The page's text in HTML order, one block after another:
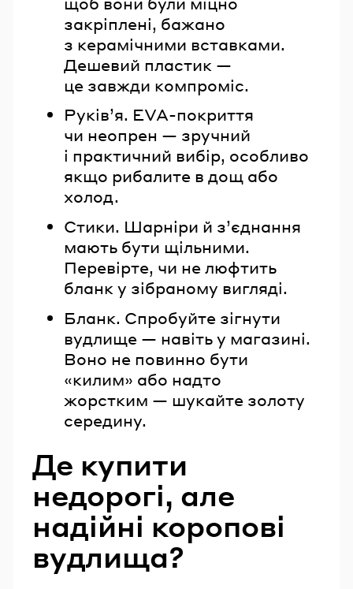
закріплені, бажано
з керамічними вставками.
Дешевий пластик —
це завжди компроміс.
Руків’я. EVA-покриття
чи неопрен — зручний
і практичний вибір, особливо
якщо рибалите в дощ або
холод.
Стики. Шарніри й з’єднання
мають бути щільними.
Перевірте, чи не люфтить
бланк у зібраному вигляді.
Бланк. Спробуйте зігнути
вудлище — навіть у магазині.
Воно не повинно бути
«килим» або надто
жорстким — шукайте золоту
середину.
Де купити
недорогі, але
надійні коропові
вудлища?